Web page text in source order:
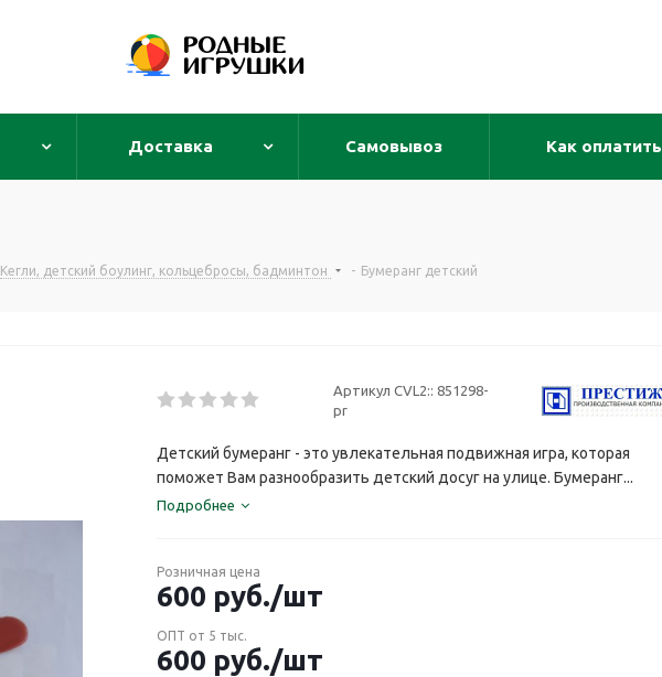
Доставка Самовывоз Как оплатить
Кегли, детский боулинг, кольцебросы, бадминтон - Бумеранг детский
Артикул CVL2:: 851298-
pr
Детский бумеранг - это увлекательная подвижная игра, которая
поможет Вам разнообразить детский досуг на улице. Бумеранг...
Подробнее
Розничная цена
600 руб./шт
ОПТ от 5 тыс.
600 руб./шт